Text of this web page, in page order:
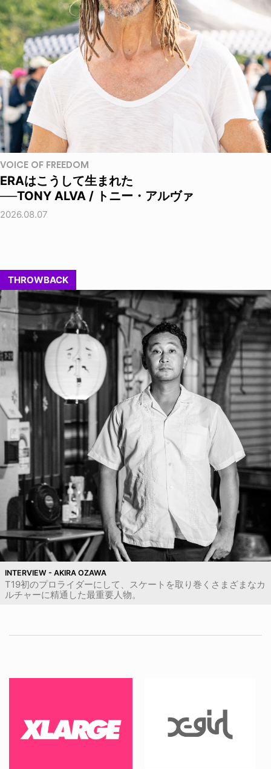
VOICE OF FREEDOM
ERAはこうして生まれた
──TONY ALVA / トニー・アルヴァ
2026.08.07
THROWBACK
INTERVIEW - AKIRA OZAWA
T19初のプロライダーにして、スケートを取り巻くさまざまなカ
ルチャーに精通した最重要人物。